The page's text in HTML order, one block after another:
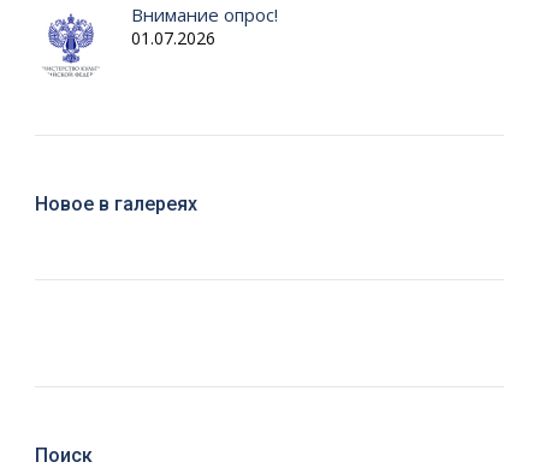
Внимание опрос!
01.07.2026
Новое в галереях
Поиск